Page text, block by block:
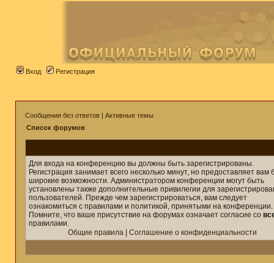
Вход Регистрация
Сообщения без ответов | Активные темы
Список форумов
Для входа на конференцию вы должны быть зарегистрированы.
Регистрация занимает всего несколько минут, но предоставляет вам
широкие возможности. Администратором конференции могут быть
установлены также дополнительные привилегии для
пользователей. Прежде чем зарегистрироваться, вам следует
ознакомиться с правилами и политикой, принятыми на конференции.
Помните, что ваше присутствие на форумах означает согласие со
правилами.
Общие правила
Соглашение о конфиденциальности